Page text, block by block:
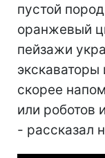
пустой
оранжевый
пейзажи
экскаваторы
скорее
или роботов
- рассказал